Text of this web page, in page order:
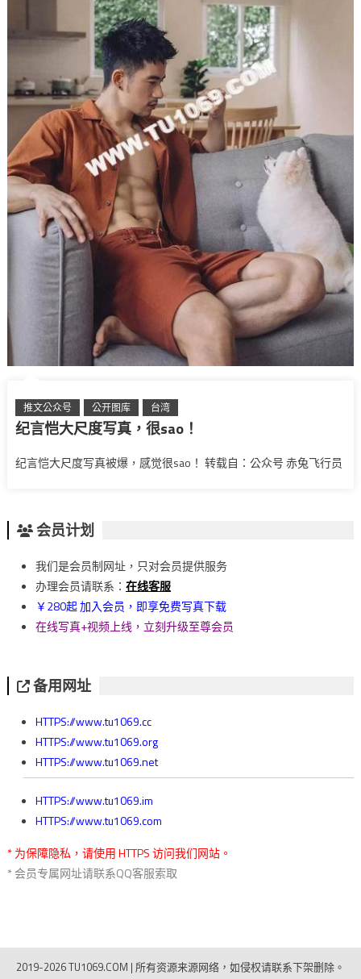
推文公众号 公开图库 台湾
纪言恺大尺度写真，很sao！
纪言恺大尺度写真被爆，感觉很sao！ 转载自：公众号 赤兔飞行员
会员计划
我们是会员制网址，只对会员提供服务
办理会员请联系： 在线客服
￥280起 加入会员，即享免费写真下载
在线写真+视频上线，立刻升级至尊会员
备用网址
HTTPS://www.tu1069.cc
HTTPS://www.tu1069.org
HTTPS://www.tu1069.net
HTTPS://www.tu1069.im
HTTPS://www.tu1069.com
* 为保障隐私，请使用 HTTPS 访问我们网站。
* 会员专属网址请联系QQ客服索取
2019-2026 TU1069.COM | 所有资源来源网络，如侵权请联系下架删除。